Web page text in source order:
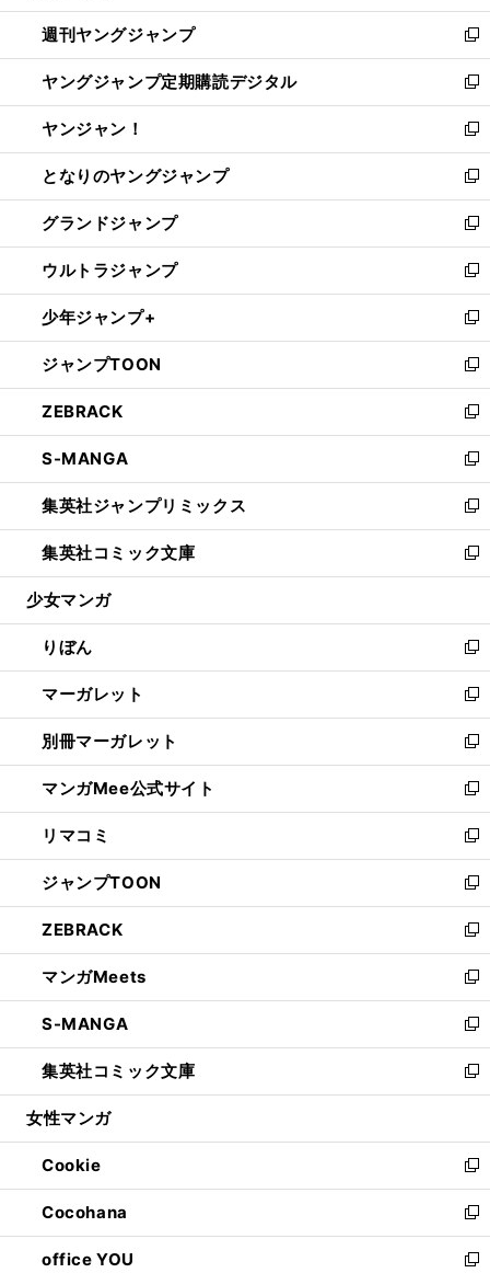
開
く
ウ
で
開
く
ン
ド
ウ
で
開
く
ウ
ィ
ン
ド
ウ
で
開
く
週刊ヤングジャンプ
新
し
い
ウ
ィ
ン
ド
ウ
で
開
く
ヤングジャンプ定期購読デジタル
新
し
い
ウ
ィ
ン
ド
ウ
で
開
く
ヤンジャン！
新
し
い
ウ
ィ
ン
ド
ウ
で
開
く
となりのヤングジャンプ
新
し
い
ウ
ィ
ン
ド
ウ
で
開
く
グランドジャンプ
新
し
い
ウ
ィ
ン
ド
ウ
で
開
く
ウルトラジャンプ
新
し
い
ウ
ィ
ン
ド
ウ
で
開
く
少年ジャンプ+
新
し
い
ウ
ィ
ン
ド
ウ
で
開
く
ジャンプTOON
新
し
い
ウ
ィ
ン
ド
ウ
で
開
ZEBRACK
新
し
い
ウ
ィ
ン
ド
ウ
開
く
S-MANGA
新
し
い
ウ
ィ
ン
ウ
で
開
く
集英社ジャンプリミックス
新
し
い
ウ
ン
ド
ウ
で
開
く
集英社コミック文庫
新
し
ウ
ィ
ン
ド
ウ
で
開
く
少女マンガ
りぼん
新
し
い
ウ
ィ
ン
ド
ウ
で
開
く
マーガレット
新
し
い
ウ
ィ
ン
ド
ウ
で
開
く
別冊マーガレット
新
し
い
ウ
ィ
ン
ド
ウ
で
開
く
マンガMee公式サイト
新
し
い
ウ
ィ
ン
ド
ウ
で
開
く
リマコミ
新
し
い
ウ
ィ
ン
ド
ウ
で
開
く
ジャンプTOON
新
し
い
ウ
ィ
ン
ド
ウ
で
開
ZEBRACK
新
し
い
ウ
ィ
ン
ド
ウ
開
く
マンガMeets
新
し
い
ウ
ィ
ン
ウ
で
開
く
S-MANGA
新
し
い
ウ
ン
ド
ウ
で
開
く
集英社コミック文庫
新
し
ウ
ィ
ン
ド
ウ
で
女性マンガ
Cookie
新
し
い
ウ
ィ
Cocohana
新
し
い
office YOU 新